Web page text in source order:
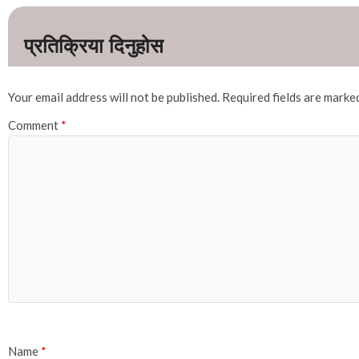
Your email address will not be published. Required fields are
Comment *
Name *